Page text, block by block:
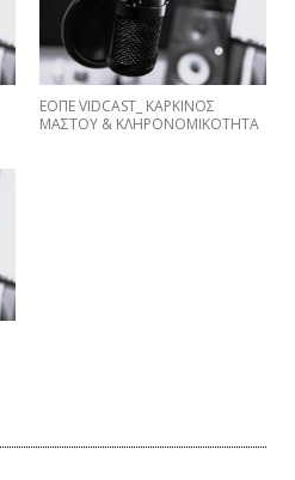
ΕΟΠΕ VIDCAST_ ΚΑΡΚΙΝΟΣ
ΜΑΣΤΟΥ & ΚΛΗΡΟΝΟΜΙΚΟΤΗΤΑ